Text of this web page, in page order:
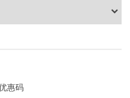
惠码